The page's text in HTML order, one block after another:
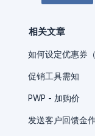
相关文章
如何设定优惠券
促销工具需知
PWP - 加购价
发送客户回馈金